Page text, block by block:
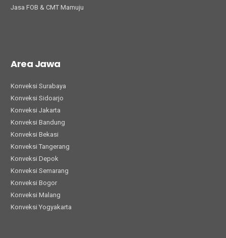
Jasa FOB & CMT Mamuju
Area Jawa
Konveksi Surabaya
Konveksi Sidoarjo
Konveksi Jakarta
Konveksi Bandung
Konveksi Bekasi
Konveksi Tangerang
Konveksi Depok
Konveksi Semarang
Konveksi Bogor
Konveksi Malang
Konveksi Yogyakarta